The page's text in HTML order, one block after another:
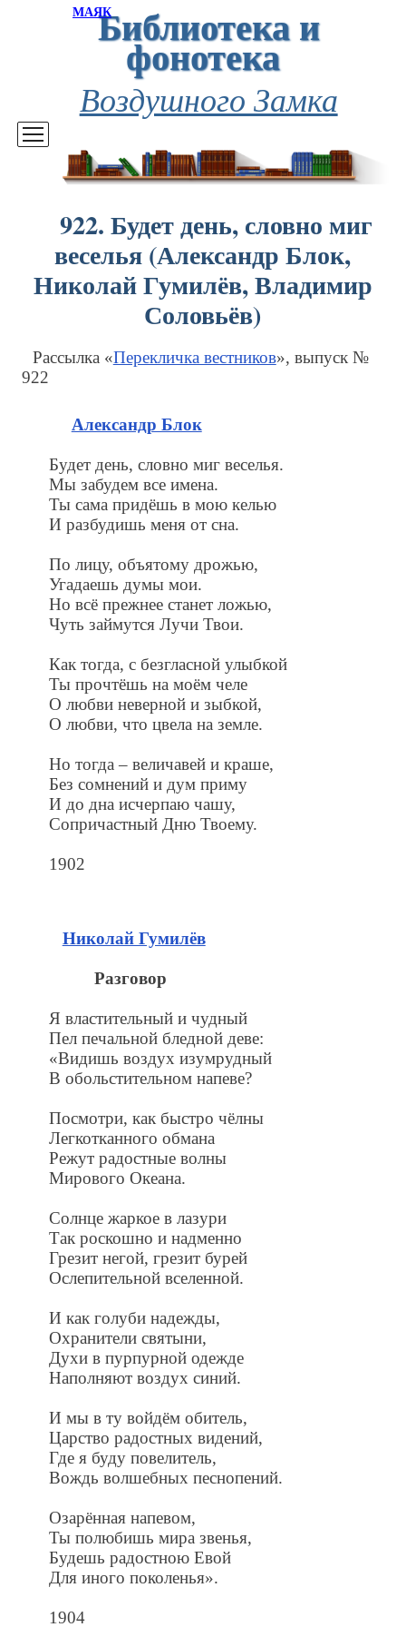
МАЯКБиблиотека и
фонотека
Воздушного Замка
922. Будет день, словно миг
веселья (Александр Блок,
Николай Гумилёв, Владимир
Соловьёв)
Рассылка «Перекличка вестников», выпуск №
922
Александр Блок
Будет день, словно миг веселья.
Мы забудем все имена.
Ты сама придёшь в мою келью
И разбудишь меня от сна.
По лицу, объятому дрожью,
Угадаешь думы мои.
Но всё прежнее станет ложью,
Чуть займутся Лучи Твои.
Как тогда, с безгласной улыбкой
Ты прочтёшь на моём челе
О любви неверной и зыбкой,
О любви, что цвела на земле.
Но тогда – величавей и краше,
Без сомнений и дум приму
И до дна исчерпаю чашу,
Сопричастный Дню Твоему.
1902
Николай Гумилёв
Разговор
Я властительный и чудный
Пел печальной бледной деве:
«Видишь воздух изумрудный
В обольстительном напеве?
Посмотри, как быстро чёлны
Легкотканного обмана
Режут радостные волны
Мирового Океана.
Солнце жаркое в лазури
Так роскошно и надменно
Грезит негой, грезит бурей
Ослепительной вселенной.
И как голуби надежды,
Охранители святыни,
Духи в пурпурной одежде
Наполняют воздух синий.
И мы в ту войдём обитель,
Царство радостных видений,
Где я буду повелитель,
Вождь волшебных песнопений.
Озарённая напевом,
Ты полюбишь мира звенья,
Будешь радостною Евой
Для иного поколенья».
1904